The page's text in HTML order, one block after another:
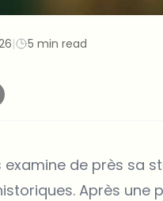
| 5 min read
de près sa
Après une